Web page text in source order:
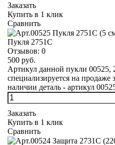
Заказать
Купить в 1 клик
Сравнить
Пукля 2751С
Отзывов: 0
500 руб.
Артикул данной пукли
специализируется на продаже
наличии деталь - артикул
Заказать
Купить в 1 клик
Сравнить